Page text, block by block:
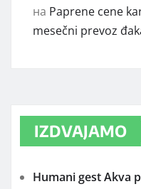
на Paprene cene
mesečni prevoz
IZDVAJAMO
Humani gest Akva